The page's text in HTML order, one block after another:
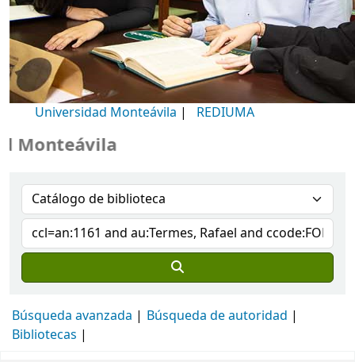
Universidad Monteávila | REDIUMA
Búsqueda avanzada
Búsqueda de autoridad
Bibliotecas